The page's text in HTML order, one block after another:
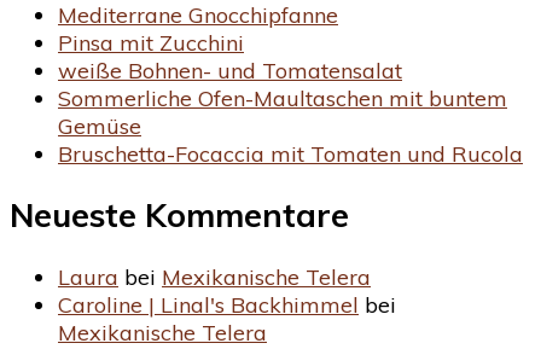
Mediterrane Gnocchipfanne
Pinsa mit Zucchini
weiße Bohnen- und Tomatensalat
Sommerliche Ofen-Maultaschen mit buntem
Gemüse
Bruschetta-Focaccia mit Tomaten und Rucola
Neueste Kommentare
Laura bei Mexikanische Telera
Caroline | Linal's Backhimmel bei
Mexikanische Telera